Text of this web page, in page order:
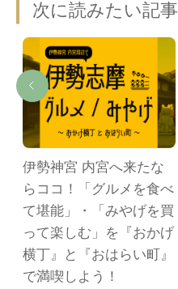
次に読みたい記事
伊勢神宮 内宮へ来たな
らココ！「グルメを食べ
て堪能」・「みやげを買
って楽しむ」を『おかげ
横丁』と『おはらい町』
で満喫しよう！